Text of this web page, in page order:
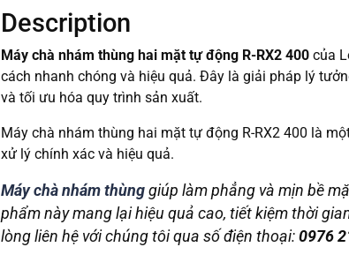
Description
Máy chà nhám thùng hai mặt tự động R-RX2 400 của
cách nhanh chóng và hiệu quả. Đây là giải pháp lý
và tối ưu hóa quy trình sản xuất.
Máy chà nhám thùng hai mặt tự động R-RX2 400 là
xử lý chính xác và hiệu quả.
Máy chà nhám thùng giúp làm phẳng và mịn bề
phẩm này mang lại hiệu quả cao, tiết kiệm thời
lòng liên hệ với chúng tôi qua số điện thoại: 0976